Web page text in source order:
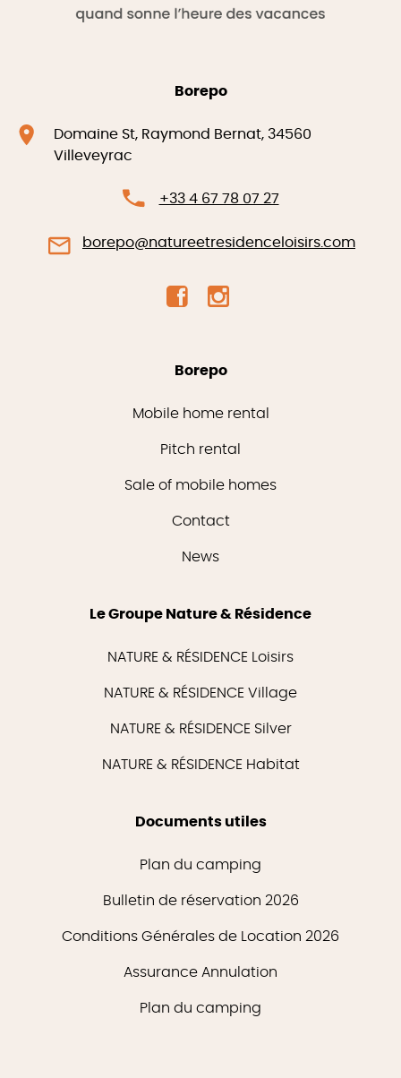
Borepo
Domaine St, Raymond Bernat, 34560
Villeveyrac
+33 4 67 78 07 27
borepo@natureetresidenceloisirs.com
Documents utiles
Plan du camping
Bulletin de réservation 2026
Conditions Générales de Location 2026
Assurance Annulation
Plan du camping
Borepo
Mobile home rental
Pitch rental
Sale of mobile homes
Contact
News
Le Groupe Nature & Résidence
NATURE & RÉSIDENCE Loisirs
NATURE & RÉSIDENCE Village
NATURE & RÉSIDENCE Silver
NATURE & RÉSIDENCE Habitat